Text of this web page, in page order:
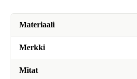
Materiaali
Merkki
Mitat